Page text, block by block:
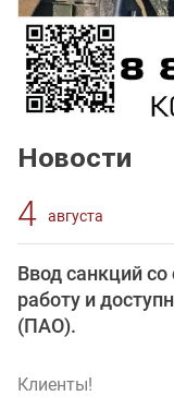
Новости
4 августа
Ввод санкций
работу и
(ПАО).
Клиенты!